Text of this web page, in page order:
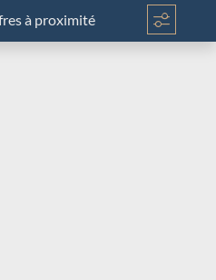
à proximité